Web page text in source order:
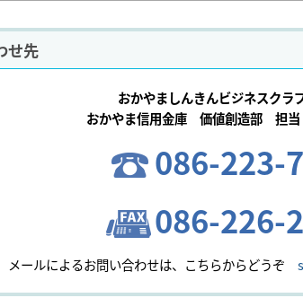
せ先
おかやましんきんビジネスクラ
おかやま信用金庫 価値創造部 担当
086-223-
086-226-
メールによるお問い合わせは、こちらからどうぞ